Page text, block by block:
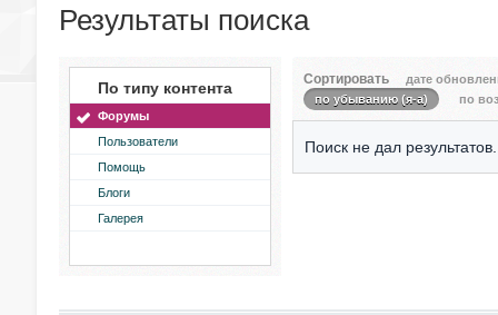
Результаты поиска
По типу контента
Форумы
Пользователи
Помощь
Блоги
Галерея
Сортировать
дате
по убыванию (я-а)
по
Поиск не дал результатов.